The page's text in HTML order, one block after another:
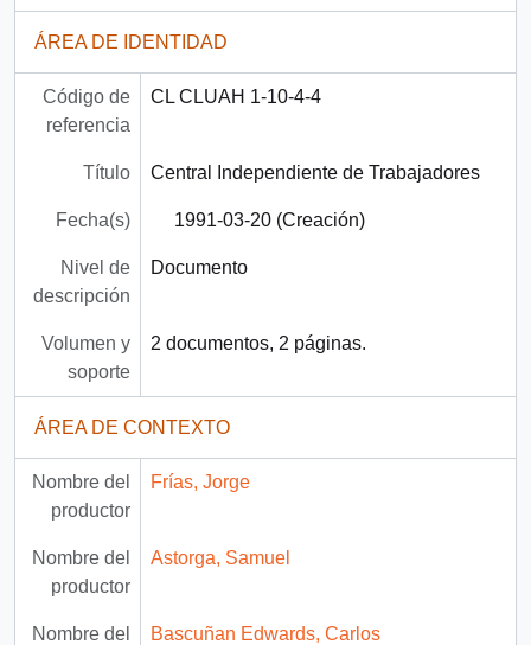
ÁREA DE IDENTIDAD
Código de
referencia
CL CLUAH 1-10-4-4
Título Central Independiente de Trabajadores
Fecha(s) 1991-03-20 (Creación)
Nivel de
descripción
Documento
Volumen y
soporte
2 documentos, 2 páginas.
ÁREA DE CONTEXTO
Nombre del
productor
Frías, Jorge
Nombre del
productor
Astorga, Samuel
Nombre del Bascuñan Edwards, Carlos